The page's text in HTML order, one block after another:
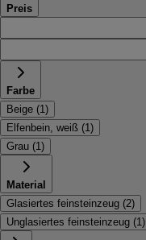
Preis
Farbe
Beige (1)
Elfenbein, weiß (1)
Grau (1)
Material
Glasiertes feinsteinzeug (2)
Unglasiertes feinsteinzeug (1)